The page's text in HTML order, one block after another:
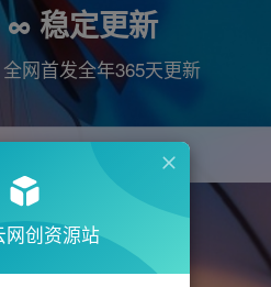
∞ 稳定更新
网首发全年365天更新
电商 剪辑
网创资源站